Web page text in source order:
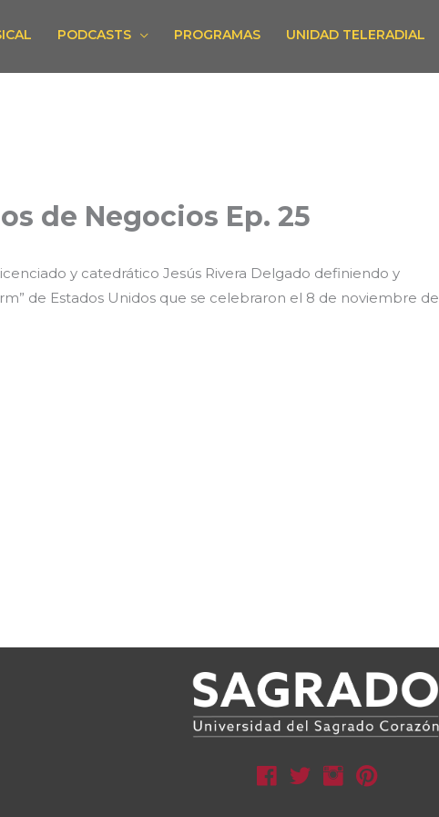
PODCASTS PROGRAMAS UNIDAD TELERADIAL
de Negocios Ep. 25
y catedrático Jesús Rivera Delgado definiendo y
de Estados Unidos que se celebraron el 8 de noviembre de